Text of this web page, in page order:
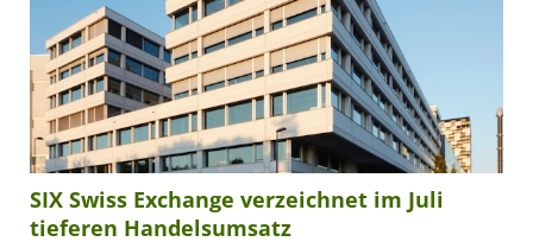
SIX Swiss Exchange verzeichnet im Juli
tieferen Handelsumsatz